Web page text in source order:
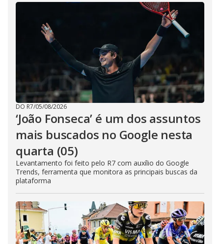
DO R7/05/08/2026
‘João Fonseca’ é um dos assuntos
mais buscados no Google nesta
quarta (05)
Levantamento foi feito pelo R7 com auxílio do Google
Trends, ferramenta que monitora as principais buscas da
plataforma